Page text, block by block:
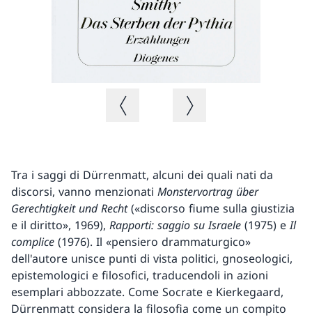
Immagine precedenteImmagine successiva
Tra i saggi di Dürrenmatt, alcuni dei quali nati da
discorsi, vanno menzionati Monstervortrag über
Gerechtigkeit und Recht(«discorso fiume sulla giustizia
e il diritto», 1969), Rapporti: saggio su Israele (1975) eIl
complice (1976). Il «pensiero drammaturgico»
dell'autore unisce punti di vista politici, gnoseologici,
epistemologici e filosofici, traducendoli in azioni
esemplari abbozzate. Come Socrate e Kierkegaard,
Dürrenmatt considera la filosofia come un compito